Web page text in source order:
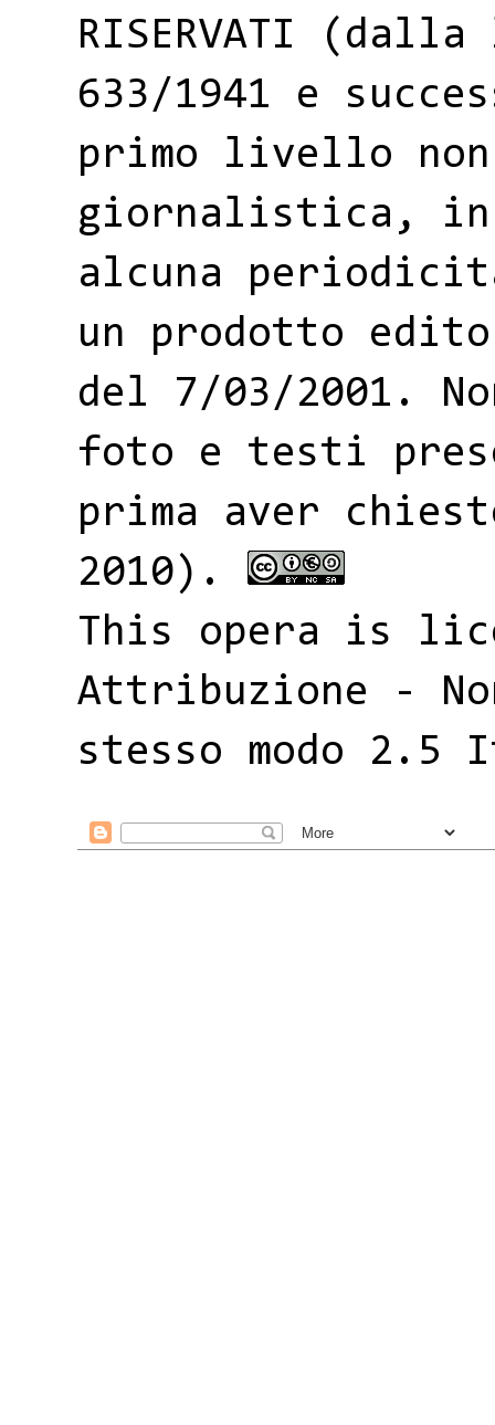
RISERVATI
633/1941 e
primo livello
giornalistica, in
alcuna
un prodotto
del 7/03/2001.
foto e testi
prima aver
2010).
This opera is
Attribuzione -
stesso modo 2.5